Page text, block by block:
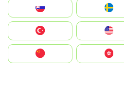
United States
中國香港特別行政區